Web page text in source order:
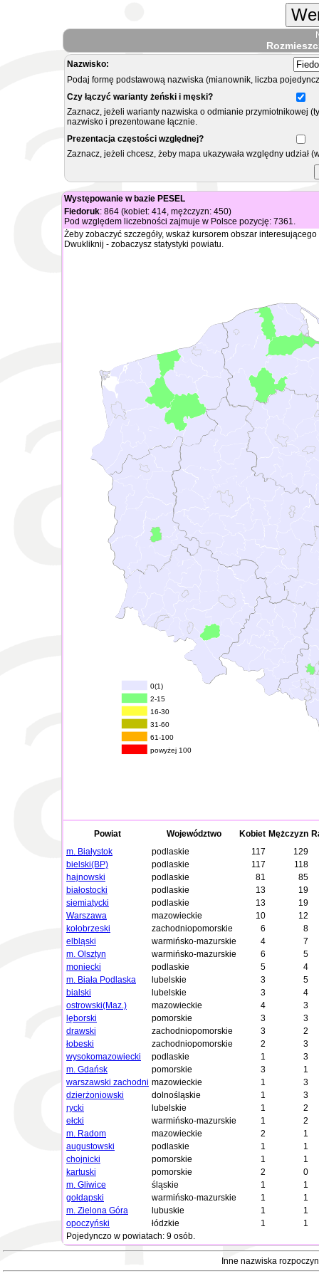
Nazwisko:
Podaj formę podstawową nazwiska (mianownik, liczba
Czy łączyć warianty żeński i męski?
Zaznacz, jeżeli warianty nazwiska o odmianie przymiotnikowej
nazwisko i prezentowane łącznie.
Prezentacja częstości względnej?
Zaznacz, jeżeli chcesz, żeby mapa ukazywała względny
Występowanie w bazie PESEL
Fiedoruk: 864 (kobiet: 414, mężczyzn: 450)
Pod względem liczebności zajmuje w Polsce pozycję: 7361.
Żeby zobaczyć szczegóły, wskaż kursorem obszar
Dwukliknij - zobaczysz statystyki powiatu.
0(1)
2-15
16-30
31-60
61-100
powyżej 100
Powiat Województwo Kobiet Mężczyzn
m. Białystok
podlaskie 117
129
bielski(BP)
podlaskie 117
118
hajnowski
podlaskie 81
85
białostocki
podlaskie 13
19
siemiatycki
podlaskie 13
19
Warszawa
mazowieckie 10
12
kołobrzeski
zachodniopomorskie 6
8
elbląski
warmińsko-mazurskie 4
7
m. Olsztyn
warmińsko-mazurskie 6
5
moniecki
podlaskie 5
4
m. Biała Podlaska
lubelskie 3
5
bialski
lubelskie 3
4
ostrowski(Maz.)
mazowieckie 4
3
lęborski
pomorskie 3
3
drawski
zachodniopomorskie 3
2
łobeski
zachodniopomorskie 2
3
wysokomazowiecki
podlaskie 1
3
m. Gdańsk
pomorskie 3
1
warszawski zachodni mazowieckie 1
3
dzierżoniowski
dolnośląskie 1
3
rycki
lubelskie 1
2
ełcki
warmińsko-mazurskie 1
2
m. Radom
mazowieckie 2
1
augustowski
podlaskie 1
1
chojnicki
pomorskie 1
1
kartuski
pomorskie 2
0
m. Gliwice
śląskie 1
1
gołdapski
warmińsko-mazurskie 1
1
m. Zielona Góra
lubuskie 1
1
opoczyński
łódzkie 1
1
Pojedynczo w powiatach: 9 osób.
Inne nazwiska